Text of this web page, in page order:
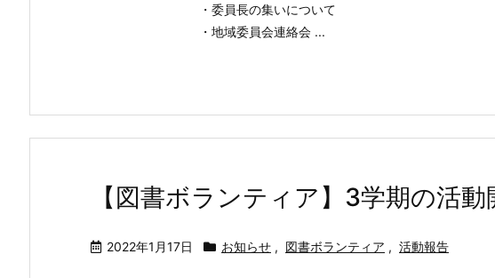
・委員長の集いについて
・地域委員会連絡会 ...
【図書ボランティア】3学期の活
2022年1月17日 お知らせ , 図書ボランティア , 活動報告